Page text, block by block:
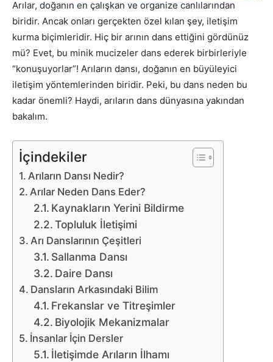
Arılar, doğanın en çalışkan ve organize canlılarından
biridir. Ancak onları gerçekten özel kılan şey, iletişim
kurma biçimleridir. Hiç bir arının dans ettiğini gördünüz
mü? Evet, bu minik mucizeler dans ederek birbirleriyle
“konuşuyorlar”! Arıların dansı, doğanın en büyüleyici
iletişim yöntemlerinden biridir. Peki, bu dans neden bu
kadar önemli? Haydi, arıların dans dünyasına yakından
bakalım.
İçindekiler
Arıların Dansı Nedir?
Arılar Neden Dans Eder?
Kaynakların Yerini Bildirme
Topluluk İletişimi
Arı Danslarının Çeşitleri
Sallanma Dansı
Daire Dansı
Dansların Arkasındaki Bilim
Frekanslar ve Titreşimler
Biyolojik Mekanizmalar
İnsanlar İçin Dersler
İletişimde Arıların İlhamı